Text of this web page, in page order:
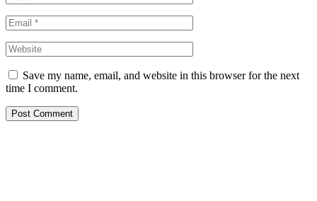
Save my name, email, and website in this browser for the next
time I comment.